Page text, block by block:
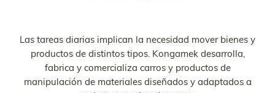
Las tareas diarias implican la necesidad mover bienes y
productos de distintos tipos. Kongamek desarrolla,
fabrica y comercializa carros y productos de
manipulación de materiales diseñados y adaptados a